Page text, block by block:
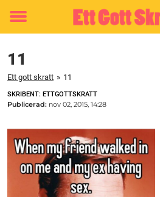
Toggle
11
Ett gott skratt » 11
SKRIBENT: ETTGOTTSKRATT
Publicerad: nov 02, 2015, 14:28